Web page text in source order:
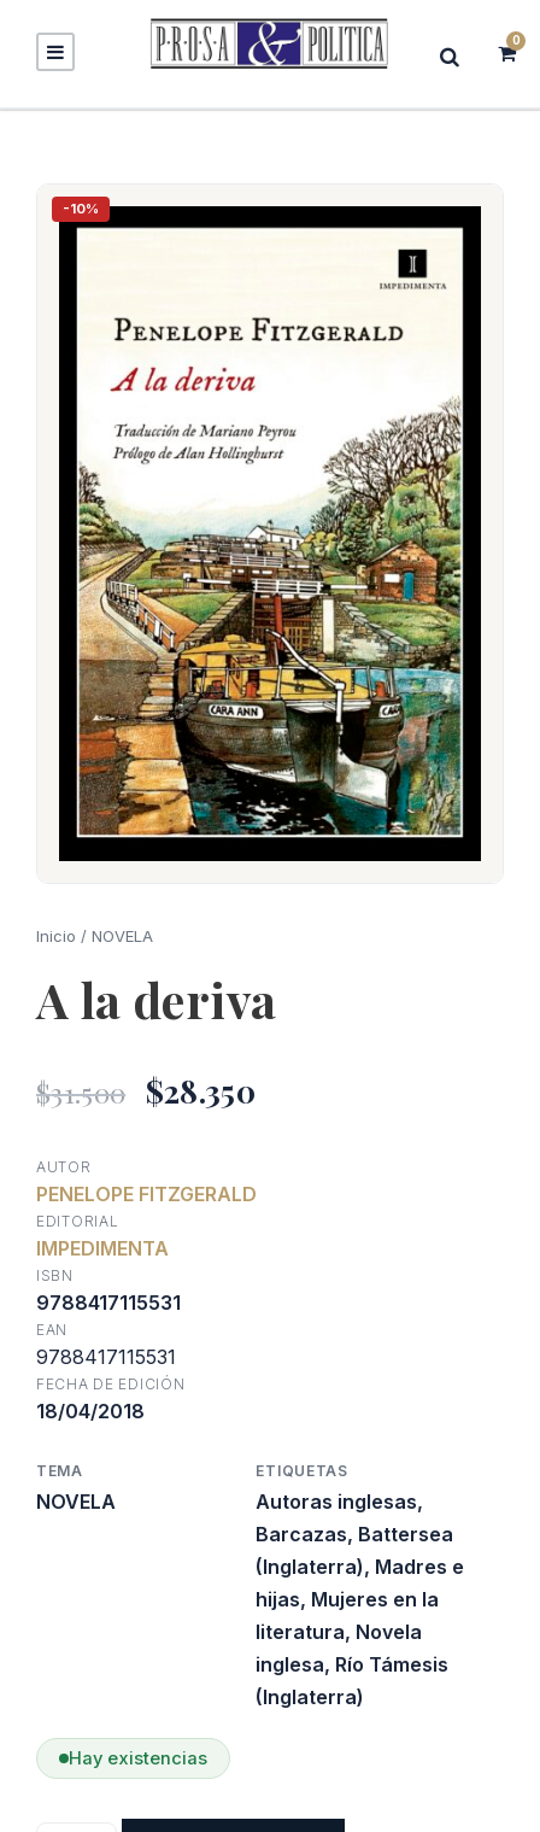
0
-10%
Inicio / NOVELA
A la deriva
$31.500 El
original
era:
$31.500.
$28.350
AUTOR
PENELOPE FITZGERALD
EDITORIAL
IMPEDIMENTA
ISBN
9788417115531
EAN
9788417115531
FECHA DE EDICIÓN
18/04/2018
TEMA
NOVELA
ETIQUETAS
Autoras inglesas,
Barcazas, Battersea
(Inglaterra), Madres e
hijas, Mujeres en la
literatura, Novela
inglesa, Río Támesis
(Inglaterra)
Hay existencias